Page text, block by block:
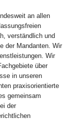
an allen
verständlich und
der Mandanten. Wir
Wir
über
in unseren
praxisorientierte
gemeinsam
der